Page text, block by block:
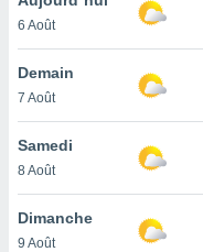
et
»,
au
vous
qu'ils
ou
6 Août
Demain
7 Août
Samedi
8 Août
Dimanche
9 Août